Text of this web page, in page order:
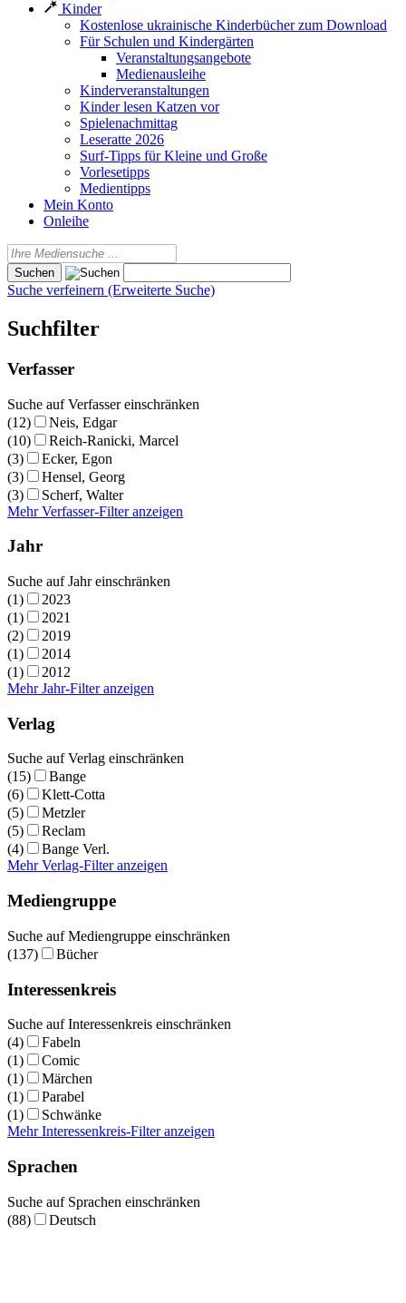
Kinder
Kostenlose ukrainische Kinderbücher zum Download
Für Schulen und Kindergärten
Veranstaltungsangebote
Medienausleihe
Kinderveranstaltungen
Kinder lesen Katzen vor
Spielenachmittag
Leseratte 2026
Surf-Tipps für Kleine und Große
Vorlesetipps
Medientipps
Mein Konto
Onleihe
Suche verfeinern (Erweiterte Suche)
Suchfilter
Verfasser
Suche auf Verfasser einschränken
(12)
Neis, Edgar
(10)
Reich-Ranicki, Marcel
(3)
Ecker, Egon
(3)
Hensel, Georg
(3)
Scherf, Walter
Mehr Verfasser-Filter anzeigen
Jahr
Suche auf Jahr einschränken
(1)
2023
(1)
2021
(2)
2019
(1)
2014
(1)
2012
Mehr Jahr-Filter anzeigen
Verlag
Suche auf Verlag einschränken
(15)
Bange
(6)
Klett-Cotta
(5)
Metzler
(5)
Reclam
(4)
Bange Verl.
Mehr Verlag-Filter anzeigen
Mediengruppe
Suche auf Mediengruppe einschränken
(137)
Bücher
Interessenkreis
Suche auf Interessenkreis einschränken
(4)
Fabeln
(1)
Comic
(1)
Märchen
(1)
Parabel
(1)
Schwänke
Mehr Interessenkreis-Filter anzeigen
Sprachen
Suche auf Sprachen einschränken
(88)
Deutsch